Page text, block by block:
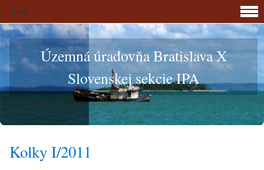
Územná úradovňa Bratislava X
Slovenskej sekcie IPA
Kolky I/2011
Menu